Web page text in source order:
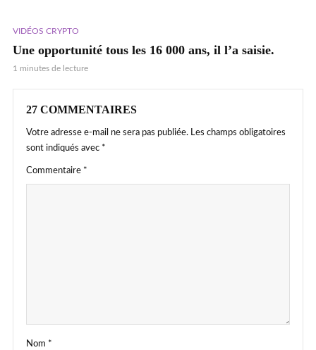
VIDÉOS CRYPTO
Une opportunité tous les 16 000 ans, il l’a saisie.
1 minutes de lecture
27 COMMENTAIRES
Votre adresse e-mail ne sera pas publiée. Les champs obligatoires
sont indiqués avec *
Commentaire *
Nom *